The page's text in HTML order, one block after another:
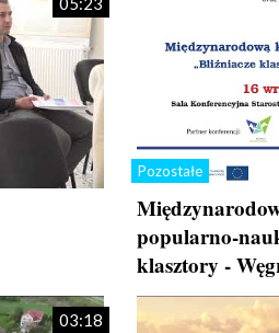
Pozostałe
popularno-
klasztory -
03:18